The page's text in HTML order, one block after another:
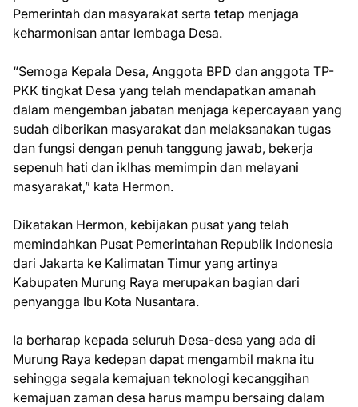
Pemerintah dan masyarakat serta tetap menjaga
keharmonisan antar lembaga Desa.
“Semoga Kepala Desa, Anggota BPD dan anggota TP-
PKK tingkat Desa yang telah mendapatkan amanah
dalam mengemban jabatan menjaga kepercayaan yang
sudah diberikan masyarakat dan melaksanakan tugas
dan fungsi dengan penuh tanggung jawab, bekerja
sepenuh hati dan iklhas memimpin dan melayani
masyarakat,” kata Hermon.
Dikatakan Hermon, kebijakan pusat yang telah
memindahkan Pusat Pemerintahan Republik Indonesia
dari Jakarta ke Kalimatan Timur yang artinya
Kabupaten Murung Raya merupakan bagian dari
penyangga Ibu Kota Nusantara.
Ia berharap kepada seluruh Desa-desa yang ada di
Murung Raya kedepan dapat mengambil makna itu
sehingga segala kemajuan teknologi kecanggihan
kemajuan zaman desa harus mampu bersaing dalam